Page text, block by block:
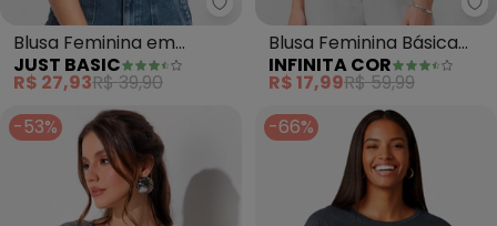
Just Basic - Blusa Feminina em
Blusa Feminina em
Algodão (Cinza)
JUST BASIC
R$ 27,93R$ 39,90
Blusa Feminina Básica
com Manga Curta
(Cinza)
INFINITA COR
R$ 17,99R$ 59,99
-53%
-66%